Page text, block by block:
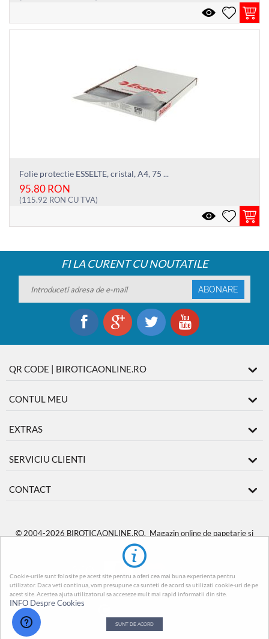
Cookie-urile sunt folosite pe acest site pentru a oferi cea mai buna experienta pentru
utilizator. Daca veti continua, vom presupune ca sunteti de acord sa utilizati cookie-uri de pe
acest site. Acestea ajuta utilizatorul sa acceseze mult mai rapid informatii din site.
INFO Despre Cookies
SUNT DE ACORD
Folie protectie ESSELTE, cristal, A4, 75 ...
95.80RON
(115.92 RON CU TVA)
FI LA CURENT CU NOUTATILE
ABONARE
QR CODE | BIROTICAONLINE.RO
CONTUL MEU
EXTRAS
SERVICIU CLIENTI
CONTACT
© 2004-2026 BIROTICAONLINE.RO. Magazin online de papetarie si
produse de biroticaBiroticaOnline.ro